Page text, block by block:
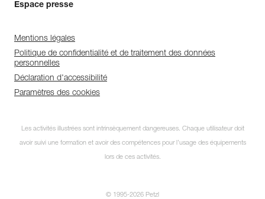
Espace presse
Mentions légales
Politique de confidentialité et de traitement des données
personnelles
Déclaration d'accessibilité
Paramètres des cookies
Les activités illustrées sont intrinsèquement dangereuses. Chaque utilisateur doit
avoir suivi une formation et avoir des compétences pour l’usage des équipements
lors de ces activités.
© 1995-2026 Petzl